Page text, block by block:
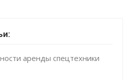
аренды спецтехники